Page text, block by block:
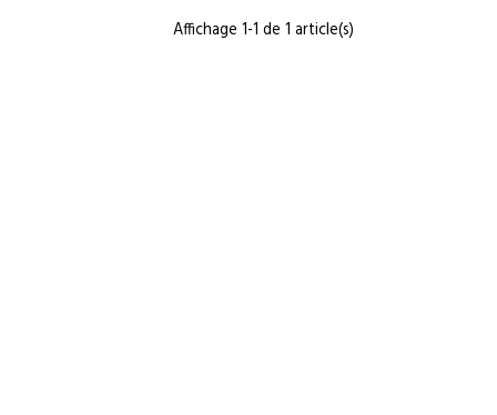
Affichage 1-1 de 1 article(s)